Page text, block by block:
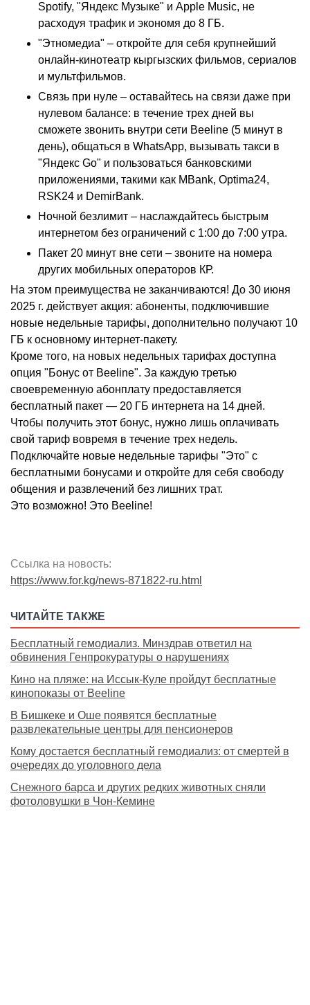
Spotify, "Яндекс Музыке" и Apple Music, не
расходуя трафик и экономя до 8 ГБ.
"Этномедиа" – откройте для себя крупнейший
онлайн-кинотеатр кыргызских фильмов, сериалов
и мультфильмов.
Связь при нуле – оставайтесь на связи даже при
нулевом балансе: в течение трех дней вы
сможете звонить внутри сети Beeline (5 минут в
день), общаться в WhatsApp, вызывать такси в
"Яндекс Go" и пользоваться банковскими
приложениями, такими как MBank, Optima24,
RSK24 и DemirBank.
Ночной безлимит – наслаждайтесь быстрым
интернетом без ограничений с 1:00 до 7:00 утра.
Пакет 20 минут вне сети – звоните на номера
других мобильных операторов КР.
На этом преимущества не заканчиваются! До 30 июня
2025 г. действует акция: абоненты, подключившие
новые недельные тарифы, дополнительно получают 10
ГБ к основному интернет-пакету.
Кроме того, на новых недельных тарифах доступна
опция "Бонус от Beeline". За каждую третью
своевременную абонплату предоставляется
бесплатный пакет — 20 ГБ интернета на 14 дней.
Чтобы получить этот бонус, нужно лишь оплачивать
свой тариф вовремя в течение трех недель.
Подключайте новые недельные тарифы "Это" с
бесплатными бонусами и откройте для себя свободу
общения и развлечений без лишних трат.
Это возможно! Это Beeline!
Ссылка на новость:
https://www.for.kg/news-871822-ru.html
ЧИТАЙТЕ ТАКЖЕ
Бесплатный гемодиализ. Минздрав ответил на
обвинения Генпрокуратуры о нарушениях
Кино на пляже: на Иссык-Куле пройдут бесплатные
кинопоказы от Beeline
В Бишкеке и Оше появятся бесплатные
развлекательные центры для пенсионеров
Кому достается бесплатный гемодиализ: от смертей в
очередях до уголовного дела
Снежного барса и других редких животных сняли
фотоловушки в Чон-Кемине